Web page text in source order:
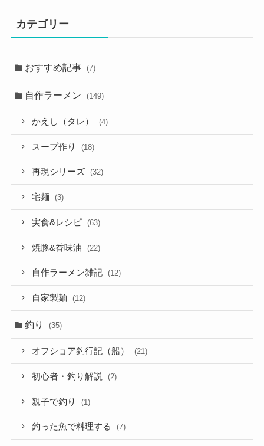
カテゴリー
おすすめ記事 (7)
自作ラーメン (149)
かえし（タレ） (4)
スープ作り (18)
再現シリーズ (32)
宅麺 (3)
実食&レシピ (63)
焼豚&香味油 (22)
自作ラーメン雑記 (12)
自家製麺 (12)
釣り (35)
オフショア釣行記（船） (21)
初心者・釣り解説 (2)
親子で釣り (1)
釣った魚で料理する (7)